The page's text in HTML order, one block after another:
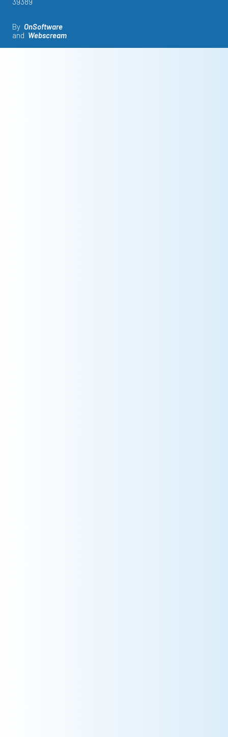
By OnSoftware
and Webscream